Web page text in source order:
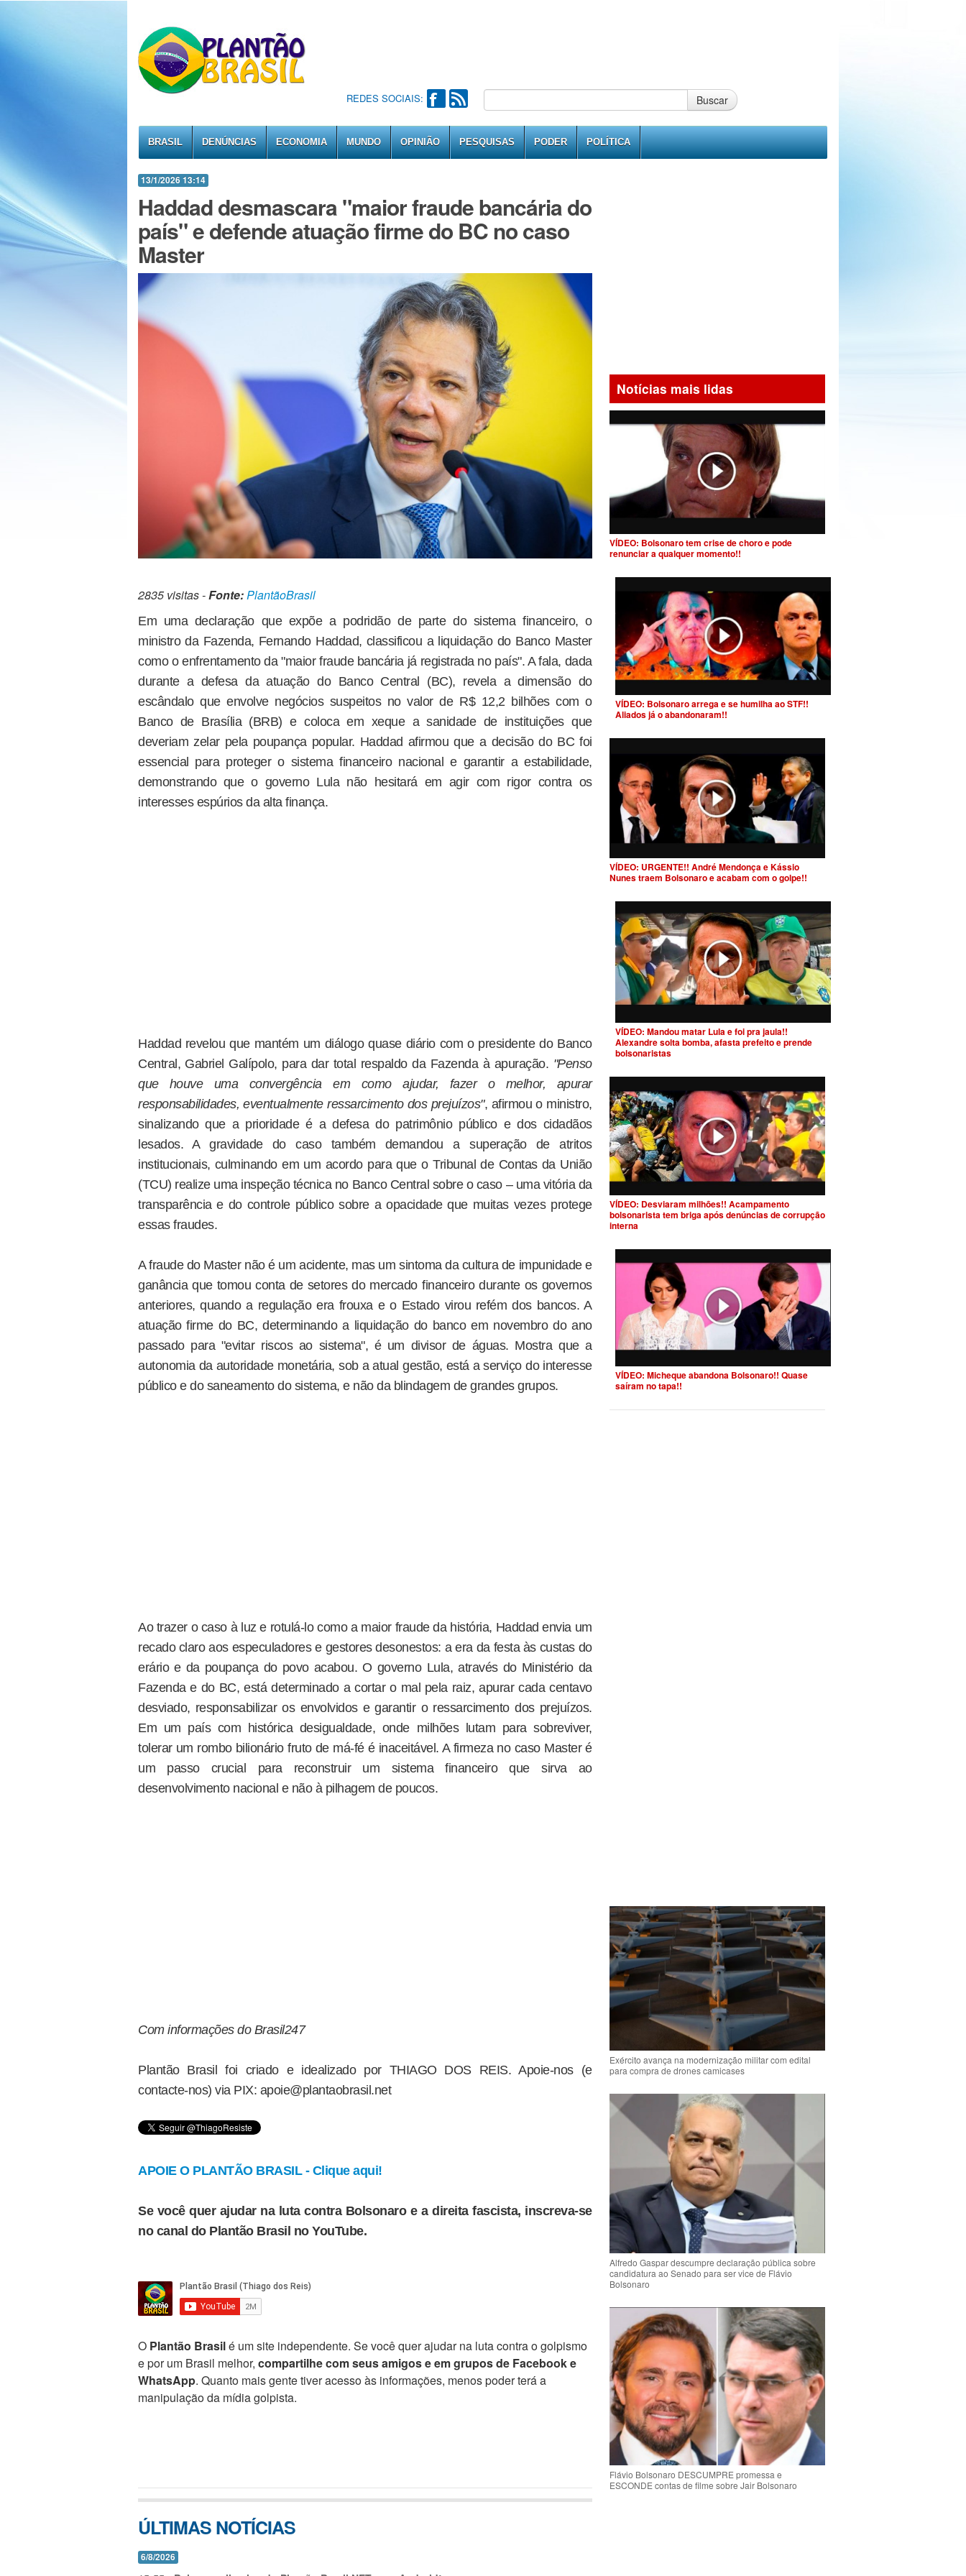
REDES SOCIAIS: Buscar
BRASIL DENÚNCIAS ECONOMIA MUNDO OPINIÃO PESQUISAS PODER POLÍTICA
13/1/2026 13:14
Haddad desmascara "maior fraude bancária do
país" e defende atuação firme do BC no caso
Master
2835 visitas -Fonte:PlantãoBrasil
Em uma declaração que expõe a podridão de parte do sistema financeiro, o
ministro da Fazenda, Fernando Haddad, classificou a liquidação do Banco Master
como o enfrentamento da "maior fraude bancária já registrada no país". A fala, dada
durante a defesa da atuação do Banco Central (BC), revela a dimensão do
escândalo que envolve negócios suspeitos no valor de R$ 12,2 bilhões com o
Banco de Brasília (BRB) e coloca em xeque a sanidade de instituições que
deveriam zelar pela poupança popular. Haddad afirmou que a decisão do BC foi
essencial para proteger o sistema financeiro nacional e garantir a estabilidade,
demonstrando que o governo Lula não hesitará em agir com rigor contra os
interesses espúrios da alta finança.
Haddad revelou que mantém um diálogo quase diário com o presidente do Banco
Central, Gabriel Galípolo, para dar total respaldo da Fazenda à apuração. "Penso
que houve uma convergência em como ajudar, fazer o melhor, apurar
responsabilidades, eventualmente ressarcimento dos prejuízos", afirmou o ministro,
sinalizando que a prioridade é a defesa do patrimônio público e dos cidadãos
lesados. A gravidade do caso também demandou a superação de atritos
institucionais, culminando em um acordo para que o Tribunal de Contas da União
(TCU) realize uma inspeção técnica no Banco Central sobre o caso – uma vitória da
transparência e do controle público sobre a opacidade que muitas vezes protege
essas fraudes.
A fraude do Master não é um acidente, mas um sintoma da cultura de impunidade e
ganância que tomou conta de setores do mercado financeiro durante os governos
anteriores, quando a regulação era frouxa e o Estado virou refém dos bancos. A
atuação firme do BC, determinando a liquidação do banco em novembro do ano
passado para "evitar riscos ao sistema", é um divisor de águas. Mostra que a
autonomia da autoridade monetária, sob a atual gestão, está a serviço do interesse
público e do saneamento do sistema, e não da blindagem de grandes grupos.
Ao trazer o caso à luz e rotulá-lo como a maior fraude da história, Haddad envia um
recado claro aos especuladores e gestores desonestos: a era da festa às custas do
erário e da poupança do povo acabou. O governo Lula, através do Ministério da
Fazenda e do BC, está determinado a cortar o mal pela raiz, apurar cada centavo
desviado, responsabilizar os envolvidos e garantir o ressarcimento dos prejuízos.
Em um país com histórica desigualdade, onde milhões lutam para sobreviver,
tolerar um rombo bilionário fruto de má-fé é inaceitável. A firmeza no caso Master é
um passo crucial para reconstruir um sistema financeiro que sirva ao
desenvolvimento nacional e não à pilhagem de poucos.
Com informações do Brasil247
Plantão Brasil foi criado e idealizado por THIAGO DOS REIS. Apoie-nos (e
contacte-nos) via PIX: apoie@plantaobrasil.net
APOIE O PLANTÃO BRASIL - Clique aqui!
Se você quer ajudar na luta contra Bolsonaro e a direita fascista, inscreva-se
no canal do Plantão Brasil no YouTube.
O Plantão Brasilé um site independente. Se você quer ajudar na luta contra o golpismo
e por um Brasil melhor, compartilhe com seus amigos e em grupos de Facebook e
WhatsApp. Quanto mais gente tiver acesso às informações, menos poder terá a
manipulação da mídia golpista.
ÚLTIMAS NOTÍCIAS
6/8/2026
Notícias mais lidas
VÍDEO: Bolsonaro tem crise de choro e pode
renunciar a qualquer momento!!
VÍDEO: Bolsonaro arrega e se humilha ao STF!!
Aliados já o abandonaram!!
VÍDEO: URGENTE!! André Mendonça e Kássio
Nunes traem Bolsonaro e acabam com o golpe!!
VÍDEO: Mandou matar Lula e foi pra jaula!!
Alexandre solta bomba, afasta prefeito e prende
bolsonaristas
VÍDEO: Desviaram milhões!! Acampamento
bolsonarista tem briga após denúncias de corrupção
interna
VÍDEO: Micheque abandona Bolsonaro!! Quase
saíram no tapa!!
Exército avança na modernização militar com edital
para compra de drones camicases
Alfredo Gaspar descumpre declaração pública sobre
candidatura ao Senado para ser vice de Flávio
Bolsonaro
Flávio Bolsonaro DESCUMPRE promessa e
ESCONDE contas de filme sobre Jair Bolsonaro